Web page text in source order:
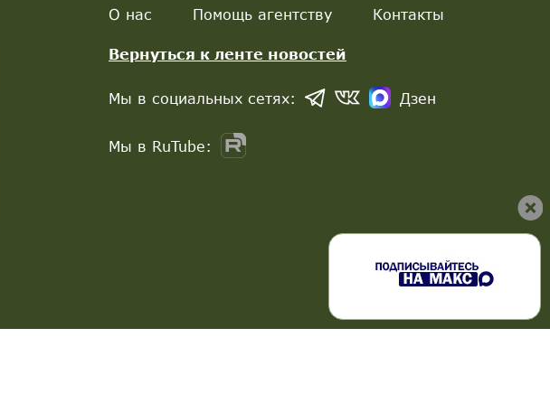
О нас Помощь агентству Контакты
Вернуться к ленте новостей
Мы в социальных сетях: Дзен
Мы в RuTube: